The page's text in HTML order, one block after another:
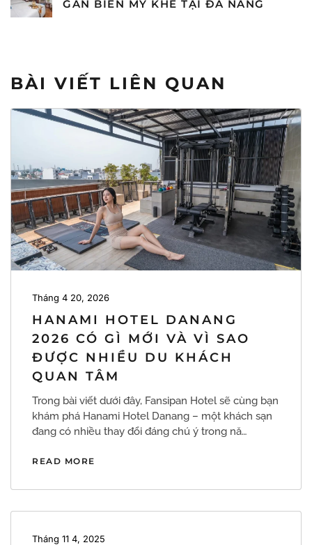
GẦN BIỂN MỸ KHÊ TẠI ĐÀ NẴNG
BÀI VIẾT LIÊN QUAN
Tháng 4 20, 2026
HANAMI HOTEL DANANG
2026 CÓ GÌ MỚI VÀ VÌ SAO
ĐƯỢC NHIỀU DU KHÁCH
QUAN TÂM
Trong bài viết dưới đây, Fansipan Hotel sẽ cùng bạn
khám phá Hanami Hotel Danang – một khách sạn
đang có nhiều thay đổi đáng chú ý trong nă…
READ MORE
Tháng 11 4, 2025